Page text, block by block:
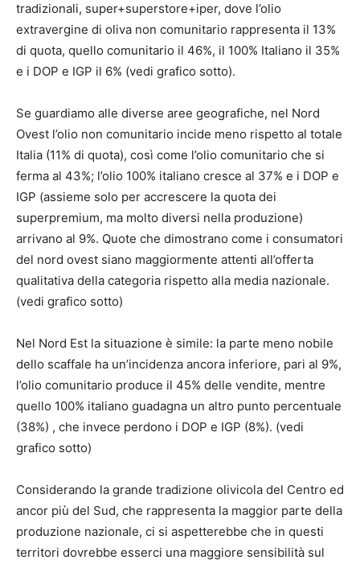
tradizionali, super+superstore+iper, dove l’olio
extravergine di oliva non comunitario rappresenta il 13%
di quota, quello comunitario il 46%, il 100% Italiano il 35%
e i DOP e IGP il 6% (vedi grafico sotto).
Se guardiamo alle diverse aree geografiche, nel Nord
Ovest l’olio non comunitario incide meno rispetto al totale
Italia (11% di quota), così come l’olio comunitario che si
ferma al 43%; l’olio 100% italiano cresce al 37% e i DOP e
IGP (assieme solo per accrescere la quota dei
superpremium, ma molto diversi nella produzione)
arrivano al 9%. Quote che dimostrano come i consumatori
del nord ovest siano maggiormente attenti all’offerta
qualitativa della categoria rispetto alla media nazionale.
(vedi grafico sotto)
Nel Nord Est la situazione è simile: la parte meno nobile
dello scaffale ha un’incidenza ancora inferiore, pari al 9%,
l’olio comunitario produce il 45% delle vendite, mentre
quello 100% italiano guadagna un altro punto percentuale
(38%) , che invece perdono i DOP e IGP (8%). (vedi
grafico sotto)
Considerando la grande tradizione olivicola del Centro ed
ancor più del Sud, che rappresenta la maggior parte della
produzione nazionale, ci si aspetterebbe che in questi
territori dovrebbe esserci una maggiore sensibilità sul